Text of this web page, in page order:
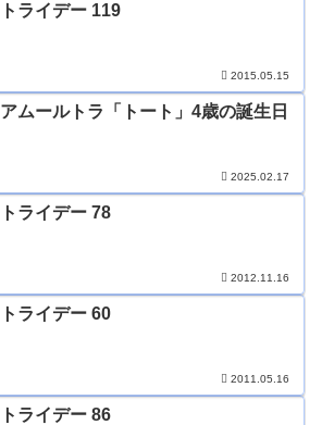
トライデー 119
2015.05.15
アムールトラ「トート」4歳の誕生日
2025.02.17
トライデー 78
2012.11.16
トライデー 60
2011.05.16
トライデー 86